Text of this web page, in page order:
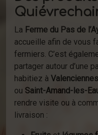
La Ferme du Pas de
accueille afin de vous
fermiers. C’est
partager autour d’une
habitiez à Valenciennes
ou Saint-Amand-les-
rendre visite ou à
livraison :